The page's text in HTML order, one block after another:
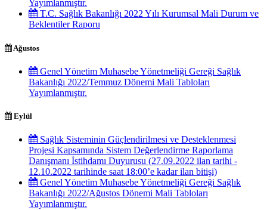
Yayımlanmıştır.
T.C. Sağlık Bakanlığı 2022 Yılı Kurumsal Mali Durum ve
Beklentiler Raporu
Ağustos
Genel Yönetim Muhasebe Yönetmeliği Gereği Sağlık
Bakanlığı 2022/Temmuz Dönemi Mali Tabloları
Yayımlanmıştır.
Eylül
Sağlık Sisteminin Güçlendirilmesi ve Desteklenmesi
Projesi Kapsamında Sistem Değerlendirme Raporlama
Danışmanı İstihdamı Duyurusu (27.09.2022 ilan tarihi -
12.10.2022 tarihinde saat 18:00’e kadar ilan bitişi)
Genel Yönetim Muhasebe Yönetmeliği Gereği Sağlık
Bakanlığı 2022/Ağustos Dönemi Mali Tabloları
Yayımlanmıştır.